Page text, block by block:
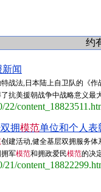
约
闻
战法,日本陆上自卫队的《
抗美援朝战争中战略意义
22/
拥模范单位和个人表
创建活动,健全基层双拥服务
军模范和拥政爱民模范的决
21/